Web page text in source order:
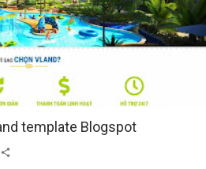
template Blogspot